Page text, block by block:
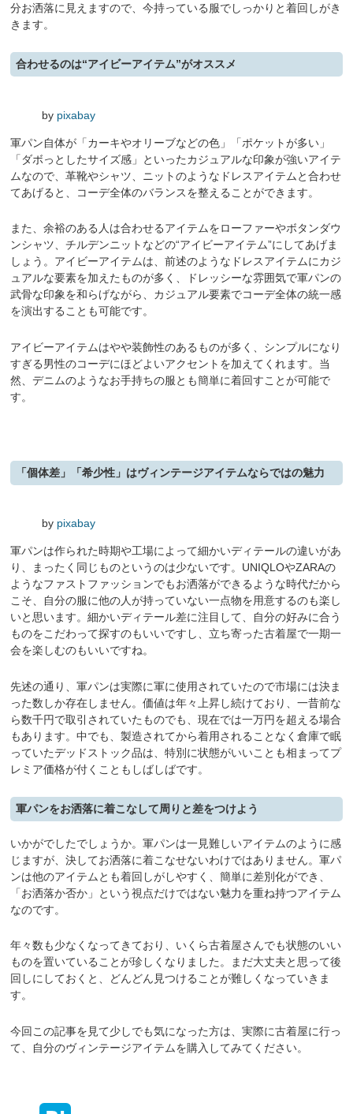
分お洒落に見えますので、今持っている服でしっかりと着回しがき
きます。
合わせるのは“アイビーアイテム”がオススメ
by pixabay
軍パン自体が「カーキやオリーブなどの色」「ポケットが多い」
「ダボっとしたサイズ感」といったカジュアルな印象が強いアイテ
ムなので、革靴やシャツ、ニットのようなドレスアイテムと合わせ
てあげると、コーデ全体のバランスを整えることができます。
また、余裕のある人は合わせるアイテムをローファーやボタンダウ
ンシャツ、チルデンニットなどの“アイビーアイテム”にしてあげま
しょう。アイビーアイテムは、前述のようなドレスアイテムにカジ
ュアルな要素を加えたものが多く、ドレッシーな雰囲気で軍パンの
武骨な印象を和らげながら、カジュアル要素でコーデ全体の統一感
を演出することも可能です。
アイビーアイテムはやや装飾性のあるものが多く、シンプルになり
すぎる男性のコーデにほどよいアクセントを加えてくれます。当
然、デニムのようなお手持ちの服とも簡単に着回すことが可能で
す。
「個体差」「希少性」はヴィンテージアイテムならではの魅力
by pixabay
軍パンは作られた時期や工場によって細かいディテールの違いがあ
り、まったく同じものというのは少ないです。UNIQLOやZARAの
ようなファストファッションでもお洒落ができるような時代だから
こそ、自分の服に他の人が持っていない一点物を用意するのも楽し
いと思います。細かいディテール差に注目して、自分の好みに合う
ものをこだわって探すのもいいですし、立ち寄った古着屋で一期一
会を楽しむのもいいですね。
先述の通り、軍パンは実際に軍に使用されていたので市場には決ま
った数しか存在しません。価値は年々上昇し続けており、一昔前な
ら数千円で取引されていたものでも、現在では一万円を超える場合
もあります。中でも、製造されてから着用されることなく倉庫で眠
っていたデッドストック品は、特別に状態がいいことも相まってプ
レミア価格が付くこともしばしばです。
軍パンをお洒落に着こなして周りと差をつけよう
いかがでしたでしょうか。軍パンは一見難しいアイテムのように感
じますが、決してお洒落に着こなせないわけではありません。軍パ
ンは他のアイテムとも着回しがしやすく、簡単に差別化ができ、
「お洒落か否か」という視点だけではない魅力を重ね持つアイテム
なのです。
年々数も少なくなってきており、いくら古着屋さんでも状態のいい
ものを置いていることが珍しくなりました。まだ大丈夫と思って後
回しにしておくと、どんどん見つけることが難しくなっていきま
す。
今回この記事を見て少しでも気になった方は、実際に古着屋に行っ
て、自分のヴィンテージアイテムを購入してみてください。